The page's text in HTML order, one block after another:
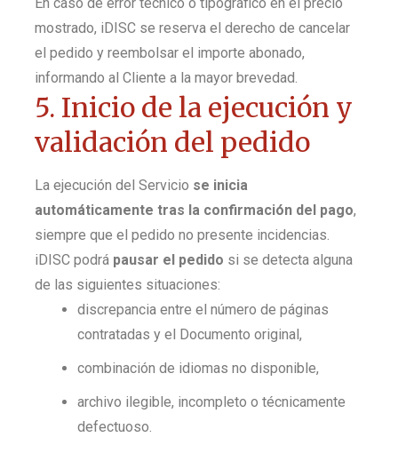
mostrado, iDISC se reserva el derecho de cancelar
el pedido y reembolsar el importe abonado,
informando al Cliente a la mayor brevedad.
5. Inicio de la ejecución y
validación del pedido
La ejecución del Servicio se inicia
automáticamente tras la confirmación del pago,
siempre que el pedido no presente incidencias.
iDISC podrá pausar el pedido si se detecta alguna
de las siguientes situaciones:
discrepancia entre el número de páginas
contratadas y el Documento original,
combinación de idiomas no disponible,
archivo ilegible, incompleto o técnicamente
defectuoso.